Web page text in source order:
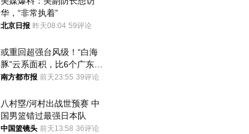
华，“非常执着”
北京日报 昨天08:04 59评论
或重回超强台风级！“白海
豚”云系面积，比6个广东还
大！深圳官方：注意这件事
南方都市报 前天23:55 39评论
八村塁/河村出战世预赛 中
国男篮错过最强日本队
中国篮镜头 前天13:58 36评论